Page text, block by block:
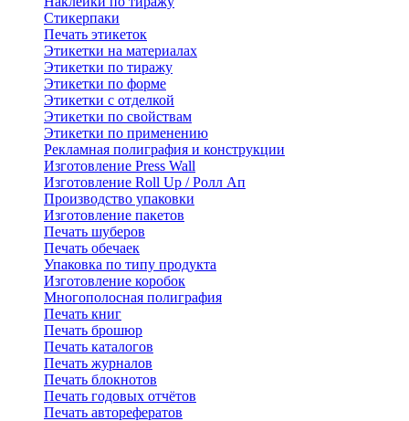
Стикерпаки
Печать этикеток
Этикетки на материалах
Этикетки по тиражу
Этикетки по форме
Этикетки с отделкой
Этикетки по свойствам
Этикетки по применению
Рекламная полиграфия и конструкции
Изготовление Press Wall
Изготовление Roll Up / Ролл Ап
Производство упаковки
Изготовление пакетов
Печать шуберов
Печать обечаек
Упаковка по типу продукта
Изготовление коробок
Многополосная полиграфия
Печать книг
Печать брошюр
Печать каталогов
Печать журналов
Печать блокнотов
Печать годовых отчётов
Печать авторефератов